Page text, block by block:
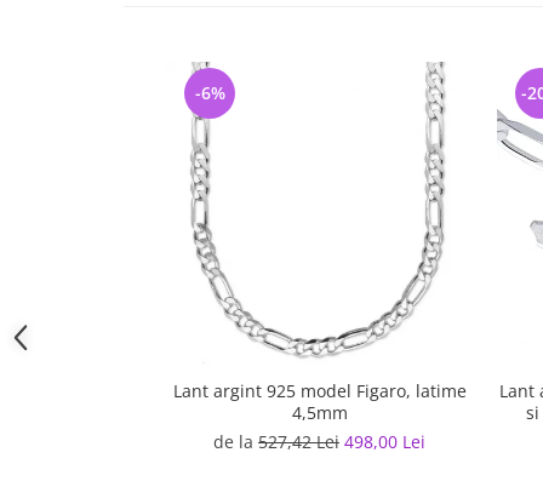
Lant argint 925 model Figaro, latime
4,5mm
de la 527,42 Lei 498,00 Lei
-6%
Lant
si
-